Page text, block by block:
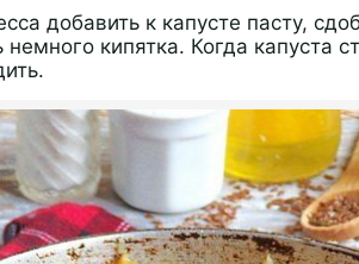
добавить к капусте пасту,
кипятка. Когда капуста